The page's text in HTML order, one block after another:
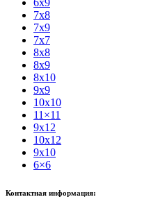
6x9
7x8
7x9
7x7
8x8
8x9
8x10
9x9
10x10
11×11
9x12
10x12
9x10
6×6
Контактная информация: